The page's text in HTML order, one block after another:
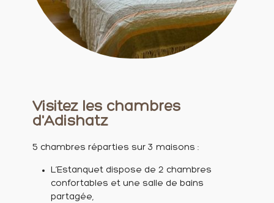
Visitez les chambres
d'Adishatz
5 chambres réparties sur 3 maisons :
L’Estanquet dispose de 2 chambres
confortables et une salle de bains
partagée,